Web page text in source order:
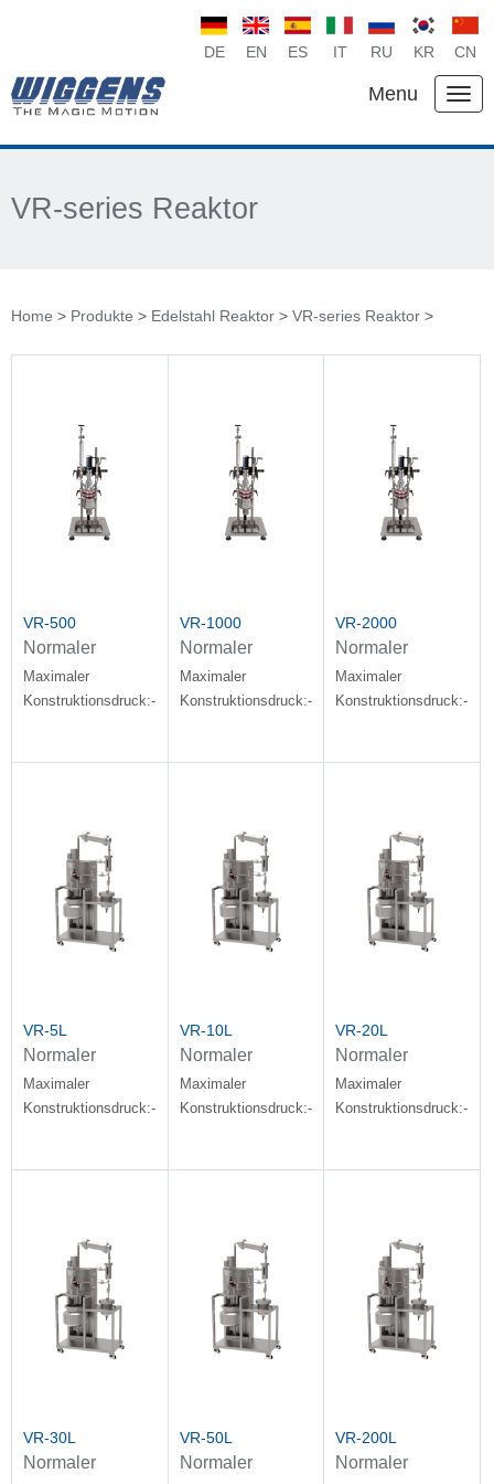
DE EN ES IT RU KR CN
Menu
VR-series Reaktor
Home > Produkte > Edelstahl Reaktor > VR-series Reaktor >
VR-500
Normaler
Dekompressionsreaktor
aus Edelstahl für
Maximaler
Konstruktionsdruck:-1~5bar
VR-1000
Normaler
Dekompressionsreaktor
aus Edelstahl für
Maximaler
Konstruktionsdruck:-1~5bar
VR-2000
Normaler
aus Edelstahl für
Maximaler
Konstruktionsdruck:-
VR-5L
Normaler
Dekompressionsreaktor
aus Edelstahl für
Maximaler
Konstruktionsdruck:-1~5bar
VR-10L
Normaler
Dekompressionsreaktor
aus Edelstahl für
Maximaler
Konstruktionsdruck:-1~5bar
VR-20L
Normaler
aus Edelstahl für
Maximaler
Konstruktionsdruck:-
VR-30L
Normaler
VR-50L
Normaler
VR-200L
Normaler